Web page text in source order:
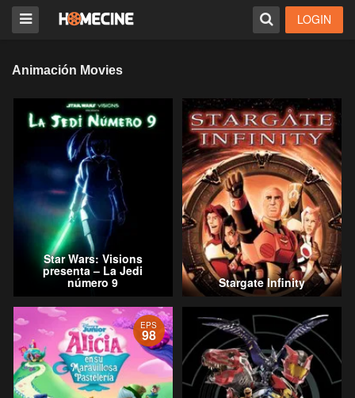
LOGIN
Animación Movies
Star Wars: Visions
presenta – La Jedi
número 9 Stargate Infinity
EPS
98